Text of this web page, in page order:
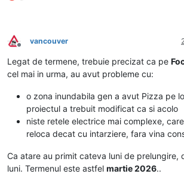
Deconectat
vancouver
Legat de termene, trebuie precizat ca pe
cel mai in urma, au avut probleme cu:
o zona inundabila gen a avut Pizza pe
proiectul a trebuit modificat ca si acolo
niste retele electrice mai complexe,
reloca decat cu intarziere, fara vina
Ca atare au primit cateva luni de prelungire,
luni. Termenul este astfel martie 2026..